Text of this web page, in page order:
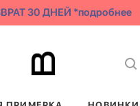
30 ДНЕЙ *подробнее